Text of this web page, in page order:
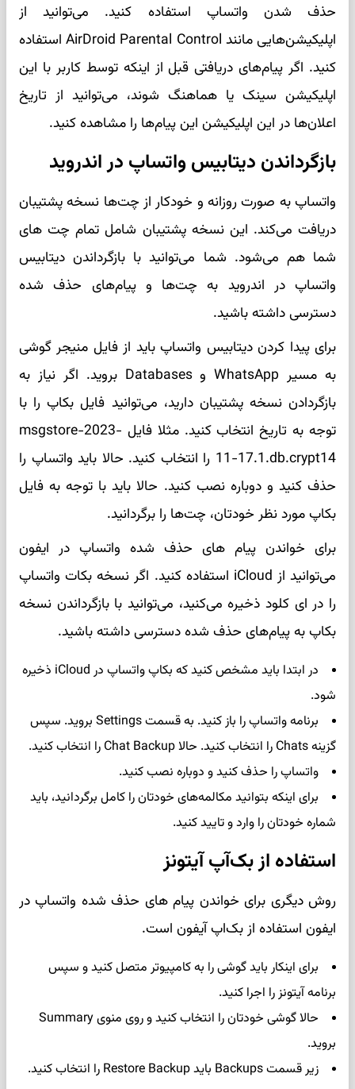
حذف شدن واتساپ استفاده کنید. می‌توانید از
اپلیکیشن‌هایی مانند AirDroid Parental Control استفاده
کنید. اگر پیام‌های دریافتی قبل از اینکه توسط کاربر با این
اپلیکیشن سینک یا هماهنگ شوند، می‌توانید از تاریخ
اعلان‌ها در این اپلیکیشن این پیام‌ها را مشاهده کنید.
بازگرداندن دیتابیس واتساپ در اندروید
واتساپ به صورت روزانه و خودکار از چت‌ها نسخه پشتیبان
دریافت می‌کند. این نسخه پشتیبان شامل تمام چت های
شما هم می‌شود. شما می‌توانید با بازگرداندن دیتابیس
واتساپ در اندروید به چت‌ها و پیام‌های حذف شده
دسترسی داشته باشید.
برای پیدا کردن دیتابیس واتساپ باید از فایل منیجر گوشی
به مسیر WhatsApp و Databases بروید. اگر نیاز به
بازگردادن نسخه پشتیبان دارید، می‌توانید فایل بکاپ را با
توجه به تاریخ انتخاب کنید. مثلا فایل msgstore-2023-
11-17.1.db.crypt14 را انتخاب کنید. حالا باید واتساپ را
حذف کنید و دوباره نصب کنید. حالا باید با توجه به فایل
بکاپ مورد نظر خودتان، چت‌ها را برگردانید.
برای خواندن پیام های حذف شده واتساپ در ایفون
می‌توانید از iCloud استفاده کنید. اگر نسخه بکات واتساپ
را در ای کلود ذخیره می‌کنید، می‌توانید با بازگرداندن نسخه
بکاپ به پیام‌های حذف شده دسترسی داشته باشید.
در ابتدا باید مشخص کنید که بکاپ واتساپ در iCloud ذخیره
شود.
برنامه واتساپ را باز کنید. به قسمت Settings بروید. سپس
گزینه Chats را انتخاب کنید. حالا Chat Backup را انتخاب کنید.
واتساپ را حذف کنید و دوباره نصب کنید.
برای اینکه بتوانید مکالمه‌های خودتان را کامل برگردانید، باید
شماره خودتان را وارد و تایید کنید.
استفاده از بک‌آپ آیتونز
روش دیگری برای خواندن پیام های حذف شده واتساپ در
ایفون استفاده از بک‌اپ آیفون است.
برای اینکار باید گوشی را به کامپیوتر متصل کنید و سپس
برنامه آیتونز را اجرا کنید.
حالا گوشی خودتان را انتخاب کنید و روی منوی Summary
بروید.
زیر قسمت Backups باید Restore Backup را انتخاب کنید.